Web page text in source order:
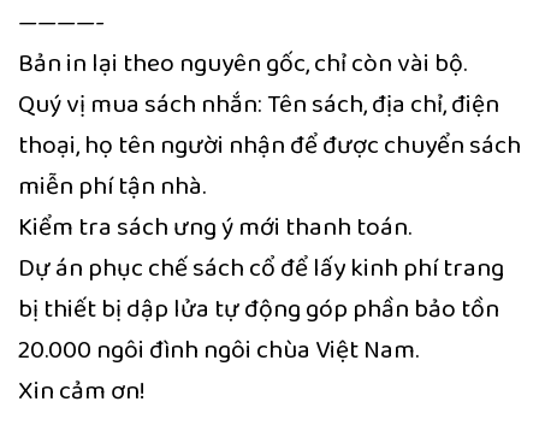
————-
Bản in lại theo nguyên gốc, chỉ còn vài bộ.
Quý vị mua sách nhắn: Tên sách, địa chỉ, điện
thoại, họ tên người nhận để được chuyển sách
miễn phí tận nhà.
Kiểm tra sách ưng ý mới thanh toán.
Dự án phục chế sách cổ để lấy kinh phí trang
bị thiết bị dập lửa tự động góp phần bảo tồn
20.000 ngôi đình ngôi chùa Việt Nam.
Xin cảm ơn!